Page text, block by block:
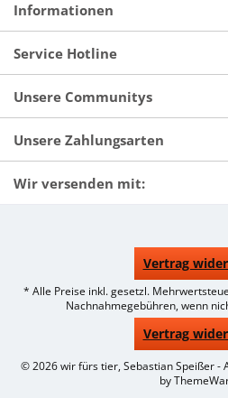
Informationen
Service Hotline
Unsere Communitys
Unsere Zahlungsarten
Wir versenden mit:
Vertrag
* Alle Preise inkl. gesetzl.
Nachnahmegebühren, wenn
Vertrag
© 2026 wir fürs tier, Sebastian Speißer -
by